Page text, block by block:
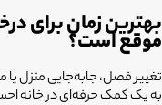
بهترین زمان برای
موقع است؟
تغییر فصل، جابه‌جایی منزل
به یک کمک حرفه‌ای در خانه